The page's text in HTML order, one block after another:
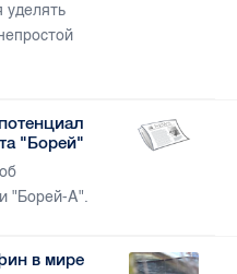
уделять
"Борей"
"Борей-А".
в мире